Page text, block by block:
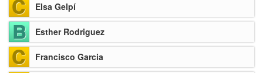
Elsa Gelpí
Esther Rodriguez
Francisco Garcia